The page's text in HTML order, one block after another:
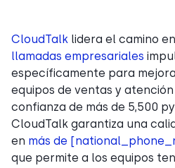
CloudTalk lidera el camino
llamadas empresariales
específicamente para
equipos de ventas y
confianza de más de 5,500
CloudTalk garantiza una
en más de
que permite a los equipos